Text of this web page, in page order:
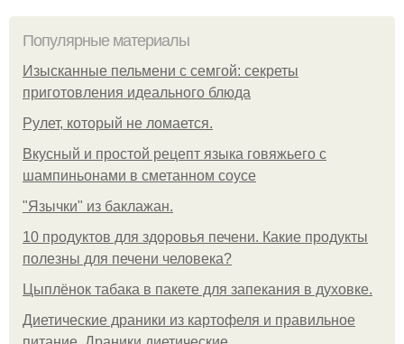
Популярные материалы
Изысканные пельмени с семгой: секреты
приготовления идеального блюда
Рулет, который не ломается.
Вкусный и простой рецепт языка говяжьего с
шампиньонами в сметанном соусе
"Язычки" из баклажан.
10 продуктов для здоровья печени. Какие продукты
полезны для печени человека?
Цыплёнок табака в пакете для запекания в духовке.
Диетические драники из картофеля и правильное